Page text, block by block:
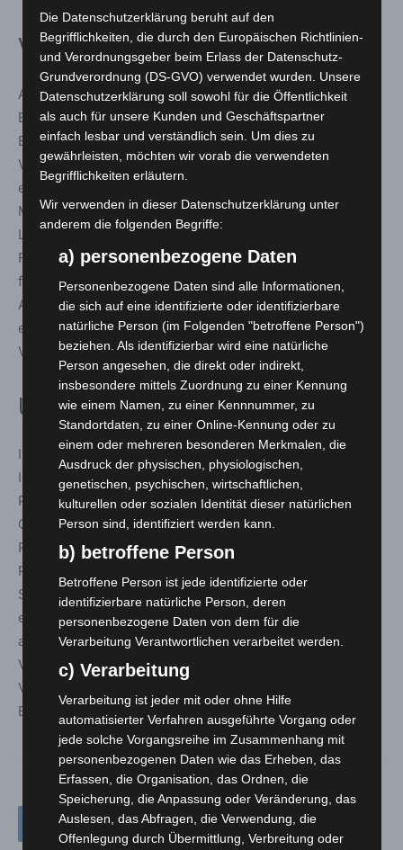
Verkehrssicherheit im Fokus
Auch die Verkehrssicherheit war Bestandteil des
Einsatzes. Gegen 21:40 Uhr stoppten Polizeikräfte in der
Bahnhofstraße einen 23-jährigen E-Scooter-Fahrer ohne
Versicherungsschutz. Zudem ergab ein Atemalkoholtest
einen Wert von 1,18 Promille. In den frühen
Morgenstunden, gegen 02:15 Uhr, wurde im Bereich
Lister Meile/Rundestraße ein 27-jähriger E-Scooter-
Fahrer unter dem Einfluss von THC und Ecstasy
festgestellt. Beide Fahrer zeigten deutliche
Ausfallerscheinungen. Es wurden Blutproben
entnommen und Strafverfahren wegen Trunkenheit im
Verkehr eingeleitet.
Umfangreiche Einsatzbilanz
Insgesamt führten die Einsatzkräfte 151
Identitätsfeststellungen durch und durchsuchten 88
Personen. Dabei stellten sie unter anderem Kokain,
Crack, zwei Mobiltelefone, einen Laptop sowie ein
Reizstoffsprühgerät sicher. Zudem wurden 13
Platzverweise ausgesprochen und zwei Betriebe, eine
Spielhalle und eine Diskothek, geschlossen. Die
eingeleiteten Ermittlungsverfahren betreffen unter
anderem Körperverletzungsdelikte, Widerstand gegen
Vollstreckungsbeamte, Beleidigungen, Trunkenheit im
Verkehr sowie Verstöße gegen das
Betäubungsmittelgesetz und die Spielverordnung.
Die Datenschutzerklärung beruht auf den
Begrifflichkeiten, die durch den Europäischen Richtlinien-
und Verordnungsgeber beim Erlass der Datenschutz-
Grundverordnung (DS-GVO) verwendet wurden. Unsere
Datenschutzerklärung soll sowohl für die Öffentlichkeit
als auch für unsere Kunden und Geschäftspartner
einfach lesbar und verständlich sein. Um dies zu
gewährleisten, möchten wir vorab die verwendeten
Begrifflichkeiten erläutern.
Wir verwenden in dieser Datenschutzerklärung unter
anderem die folgenden Begriffe:
a) personenbezogene Daten
Personenbezogene Daten sind alle Informationen,
die sich auf eine identifizierte oder identifizierbare
natürliche Person (im Folgenden "betroffene Person")
beziehen. Als identifizierbar wird eine natürliche
Person angesehen, die direkt oder indirekt,
insbesondere mittels Zuordnung zu einer Kennung
wie einem Namen, zu einer Kennnummer, zu
Standortdaten, zu einer Online-Kennung oder zu
einem oder mehreren besonderen Merkmalen, die
Ausdruck der physischen, physiologischen,
genetischen, psychischen, wirtschaftlichen,
kulturellen oder sozialen Identität dieser natürlichen
Person sind, identifiziert werden kann.
b) betroffene Person
Betroffene Person ist jede identifizierte oder
identifizierbare natürliche Person, deren
personenbezogene Daten von dem für die
Verarbeitung Verantwortlichen verarbeitet werden.
c) Verarbeitung
Verarbeitung ist jeder mit oder ohne Hilfe
automatisierter Verfahren ausgeführte Vorgang oder
jede solche Vorgangsreihe im Zusammenhang mit
personenbezogenen Daten wie das Erheben, das
Erfassen, die Organisation, das Ordnen, die
Speicherung, die Anpassung oder Veränderung, das
Auslesen, das Abfragen, die Verwendung, die
Offenlegung durch Übermittlung, Verbreitung oder